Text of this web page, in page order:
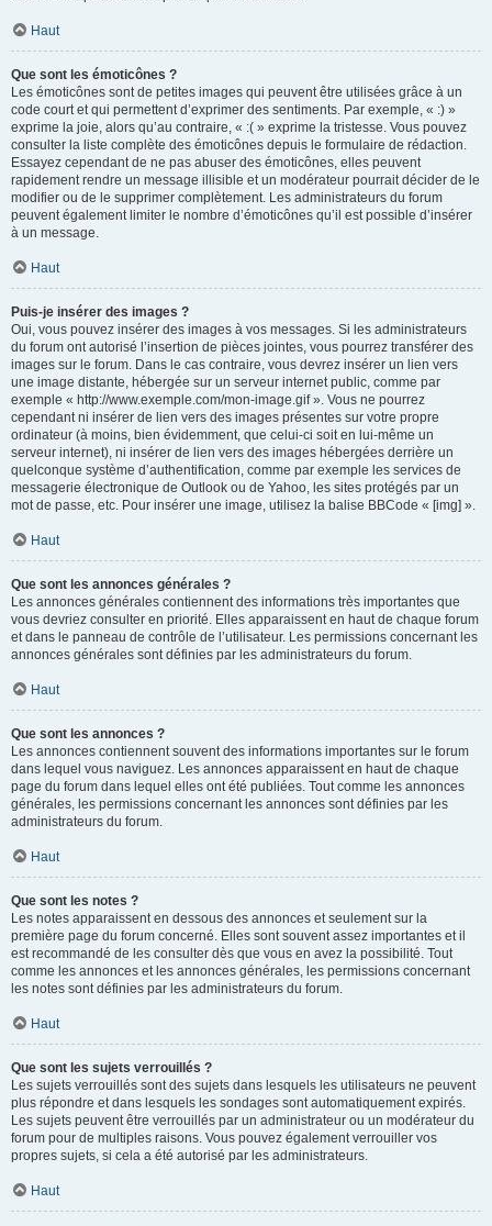
Haut
Que sont les émoticônes ?
Les émoticônes sont de petites images qui peuvent être utilisées grâce à un
code court et qui permettent d’exprimer des sentiments. Par exemple, « :) »
exprime la joie, alors qu’au contraire, « :( » exprime la tristesse. Vous pouvez
consulter la liste complète des émoticônes depuis le formulaire de rédaction.
Essayez cependant de ne pas abuser des émoticônes, elles peuvent
rapidement rendre un message illisible et un modérateur pourrait décider de le
modifier ou de le supprimer complètement. Les administrateurs du forum
peuvent également limiter le nombre d’émoticônes qu’il est possible d’insérer
à un message.
Haut
Puis-je insérer des images ?
Oui, vous pouvez insérer des images à vos messages. Si les administrateurs
du forum ont autorisé l’insertion de pièces jointes, vous pourrez transférer des
images sur le forum. Dans le cas contraire, vous devrez insérer un lien vers
une image distante, hébergée sur un serveur internet public, comme par
exemple « http://www.exemple.com/mon-image.gif ». Vous ne pourrez
cependant ni insérer de lien vers des images présentes sur votre propre
ordinateur (à moins, bien évidemment, que celui-ci soit en lui-même un
serveur internet), ni insérer de lien vers des images hébergées derrière un
quelconque système d’authentification, comme par exemple les services de
messagerie électronique de Outlook ou de Yahoo, les sites protégés par un
mot de passe, etc. Pour insérer une image, utilisez la balise BBCode « [img] ».
Haut
Que sont les annonces générales ?
Les annonces générales contiennent des informations très importantes que
vous devriez consulter en priorité. Elles apparaissent en haut de chaque forum
et dans le panneau de contrôle de l’utilisateur. Les permissions concernant les
annonces générales sont définies par les administrateurs du forum.
Haut
Que sont les annonces ?
Les annonces contiennent souvent des informations importantes sur le forum
dans lequel vous naviguez. Les annonces apparaissent en haut de chaque
page du forum dans lequel elles ont été publiées. Tout comme les annonces
générales, les permissions concernant les annonces sont définies par les
administrateurs du forum.
Haut
Que sont les notes ?
Les notes apparaissent en dessous des annonces et seulement sur la
première page du forum concerné. Elles sont souvent assez importantes et il
est recommandé de les consulter dès que vous en avez la possibilité. Tout
comme les annonces et les annonces générales, les permissions concernant
les notes sont définies par les administrateurs du forum.
Haut
Que sont les sujets verrouillés ?
Les sujets verrouillés sont des sujets dans lesquels les utilisateurs ne peuvent
plus répondre et dans lesquels les sondages sont automatiquement expirés.
Les sujets peuvent être verrouillés par un administrateur ou un modérateur du
forum pour de multiples raisons. Vous pouvez également verrouiller vos
propres sujets, si cela a été autorisé par les administrateurs.
Haut